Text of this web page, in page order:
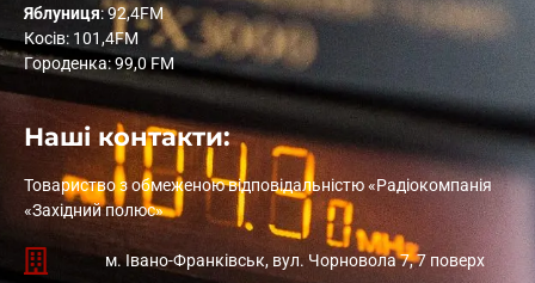
Яблуниця: 92,4FM
Косів: 101,4FM
Городенка: 99,0 FM
Наші контакти:
Товариство з обмеженою відповідальністю «Радіокомпанія
«Західний полюс»
м. Івано-Франківськ, вул. Чорновола 7, 7 поверх